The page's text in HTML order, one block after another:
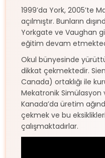
1999’da York, 2005’te
açılmıştır. Bunların
Yorkgate ve Vaughan
eğitim devam
Okul bünyesinde
dikkat çekmektedir.
Canada) ortaklığı ile
Mekatronik Simülasyon
Kanada’da üretim
çekmek ve bu
çalışmaktadırlar.